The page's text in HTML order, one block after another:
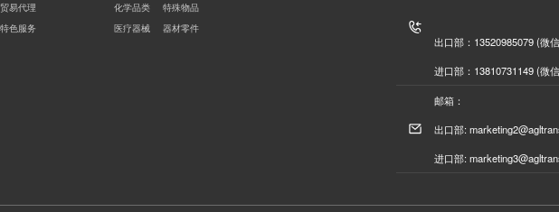
贸易代理
特色服务
化学品类
特殊物品
医疗器械
器材零件
出口部：13520985079 (微
进口部：13810731149 (微
邮箱：
出口部:
进口部: